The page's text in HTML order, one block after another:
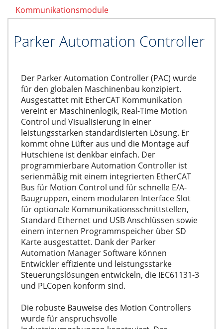
Kommunikationsmodule
Parker Automation Controller
Der Parker Automation Controller (PAC) wurde
für den globalen Maschinenbau konzipiert.
Ausgestattet mit EtherCAT Kommunikation
vereint er Maschinenlogik, Real-Time Motion
Control und Visualisierung in einer
leistungsstarken standardisierten Lösung. Er
kommt ohne Lüfter aus und die Montage auf
Hutschiene ist denkbar einfach. Der
programmierbare Automation Controller ist
serienmäßig mit einem integrierten EtherCAT
Bus für Motion Control und für schnelle E/A-
Baugruppen, einem modularen Interface Slot
für optionale Kommunikationsschnittstellen,
Standard Ethernet und USB Anschlüssen sowie
einem internen Programmspeicher über SD
Karte ausgestattet. Dank der Parker
Automation Manager Software können
Entwickler effiziente und leistungsstarke
Steuerungslösungen entwickeln, die IEC61131-3
und PLCopen konform sind.
Die robuste Bauweise des Motion Controllers
wurde für anspruchsvolle